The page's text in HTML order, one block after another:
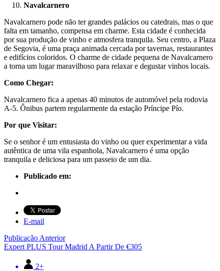
Navalcarnero
Navalcarnero pode não ter grandes palácios ou catedrais, mas o que
falta em tamanho, compensa em charme. Esta cidade é conhecida
por sua produção de vinho e atmosfera tranquila. Seu centro, a Plaza
de Segovia, é uma praça animada cercada por tavernas, restaurantes
e edifícios coloridos. O charme de cidade pequena de Navalcarnero
a torna um lugar maravilhoso para relaxar e degustar vinhos locais.
Como Chegar:
Navalcarnero fica a apenas 40 minutos de automóvel pela rodovia
A-5. Ônibus partem regularmente da estação Príncipe Pío.
Por que Visitar:
Se o senhor é um entusiasta do vinho ou quer experimentar a vida
autêntica de uma vila espanhola, Navalcarnero é uma opção
tranquila e deliciosa para um passeio de um dia.
Publicado em:
E-mail
Publicação Anterior
Expert PLUS Tour Madrid A Partir De €305
2+